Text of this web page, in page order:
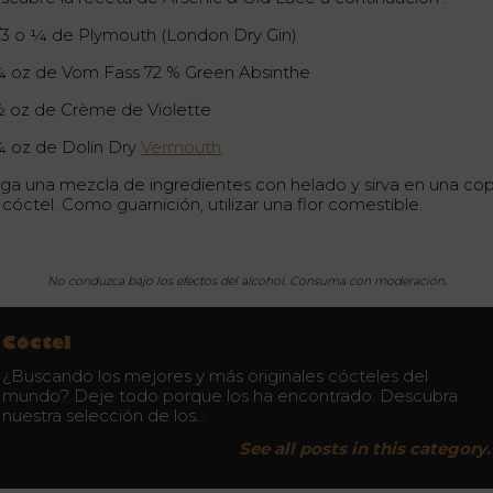
3 o ¼ de Plymouth (London Dry Gin)
oz de Vom Fass 72 % Green Absinthe
oz de Crème de Violette
oz de Dolin DryVermouth
una mezcla de ingredientes con helado y sirva en una
Como guarnición, utilizar una flor comestible.
No conduzca bajo los efectos del alcohol. Consuma con moderación.
Cóctel
¿Buscando los mejores y más originales cócteles del
mundo? Deje todo porque los ha encontrado. Descubra
nuestra selección de los…
See all posts in this category.